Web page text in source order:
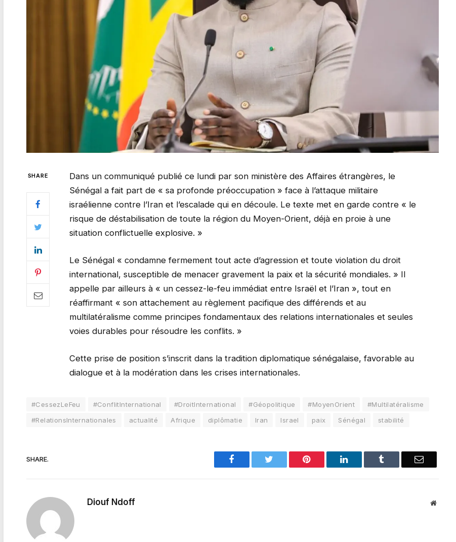
SHARE
Dans un communiqué publié ce lundi par son ministère des Affaires étrangères, le
Sénégal a fait part de « sa profonde préoccupation » face à l’attaque militaire
israélienne contre l’Iran et l’escalade qui en découle. Le texte met en garde contre « le
risque de déstabilisation de toute la région du Moyen-Orient, déjà en proie à une
situation conflictuelle explosive. »
Le Sénégal « condamne fermement tout acte d’agression et toute violation du droit
international, susceptible de menacer gravement la paix et la sécurité mondiales. » Il
appelle par ailleurs à « un cessez-le-feu immédiat entre Israël et l’Iran », tout en
réaffirmant « son attachement au règlement pacifique des différends et au
multilatéralisme comme principes fondamentaux des relations internationales et seules
voies durables pour résoudre les conflits. »
Cette prise de position s’inscrit dans la tradition diplomatique sénégalaise, favorable au
dialogue et à la modération dans les crises internationales.
#CessezLeFeu #ConflitInternational #DroitInternational #Géopolitique #MoyenOrient
#Multilatéralisme
#RelationsInternationales
actualité Afrique diplômatie Iran Israel paix Sénégal stabilité
SHARE. Facebook Pinterest LinkedIn Email
Diouf Ndoff Website